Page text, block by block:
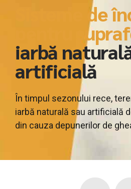
Sisteme de
pentru
iarbă
artificială
În timpul sezonului rece,
iarbă naturală sau artificială
din cauza depunerilor de